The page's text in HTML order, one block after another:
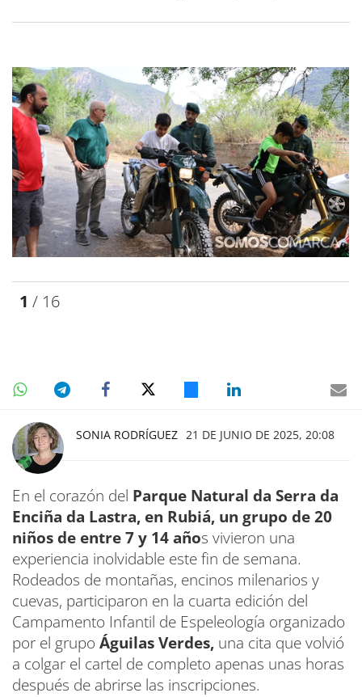
1 / 16
SONIA RODRÍGUEZ 21 DE JUNIO DE 2025, 20:08
En el corazón del Parque Natural da Serra da
Enciña da Lastra, en Rubiá, un grupo de 20
niños de entre 7 y 14 años vivieron una
experiencia inolvidable este fin de semana.
Rodeados de montañas, encinos milenarios y
cuevas, participaron en la cuarta edición del
Campamento Infantil de Espeleología organizado
por el grupo Águilas Verdes, una cita que volvió
a colgar el cartel de completo apenas unas horas
después de abrirse las inscripciones.